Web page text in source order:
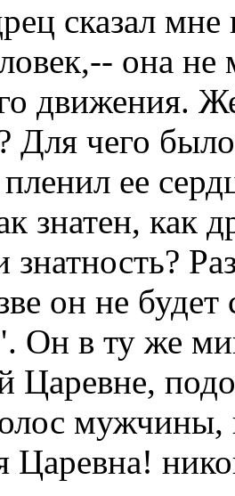
сказал
она не
движения.
Для чего
ее
знатен, как
знатность?
он не
Он в ту же
Царевне,
мужчины,
Царевна!